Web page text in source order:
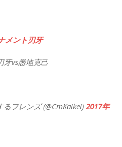
メント刃牙
牙vs愚地克己
フレンズ (@CmKaikei) 2017年